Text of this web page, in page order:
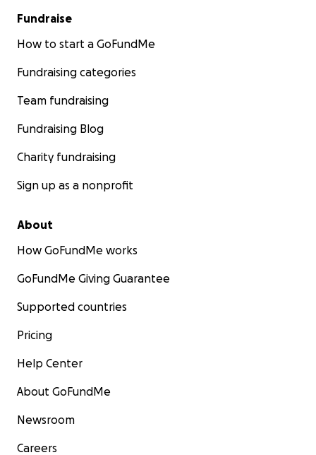
Fundraise
How to start a GoFundMe
Fundraising categories
Team fundraising
Fundraising Blog
Charity fundraising
Sign up as a nonprofit
About
How GoFundMe works
GoFundMe Giving Guarantee
Supported countries
Pricing
Help Center
About GoFundMe
Newsroom
Careers